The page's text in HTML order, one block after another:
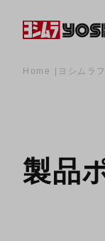
Home ヨシムラ
製品